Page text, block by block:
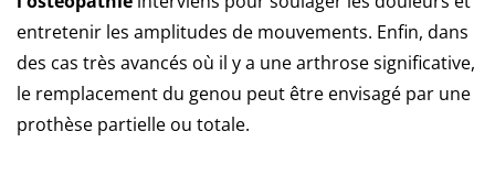
entretenir les amplitudes de mouvements. Enfin, dans
des cas très avancés où il y a une arthrose significative,
le remplacement du genou peut être envisagé par une
prothèse partielle ou totale.